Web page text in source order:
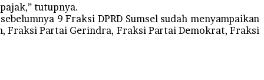
tutupnya.
9 Fraksi DPRD Sumsel sudah menyampaikan
Fraksi Partai Gerindra, Fraksi Partai Demokrat, Fraksi